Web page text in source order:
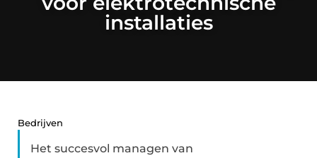
installaties
Bedrijven
Het succesvol managen van